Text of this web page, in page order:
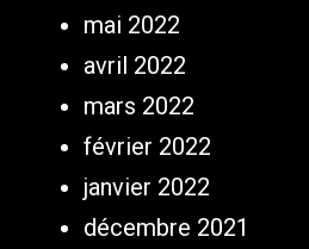
mai 2022
avril 2022
mars 2022
février 2022
janvier 2022
décembre 2021